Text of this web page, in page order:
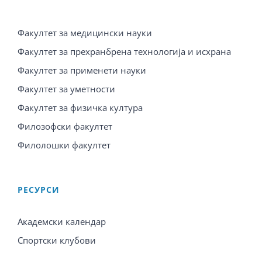
Факултет за медицински науки
Факултет за прехранбрена технологија и исхрана
Факултет за применети науки
Факултет за уметности
Факултет за физичка култура
Филозофски факултет
Филолошки факултет
PЕСУРСИ
Академски календар
Спортски клубови